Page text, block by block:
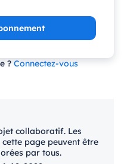
? Connectez-vous
collaboratif. Les
page peuvent être
par tous.